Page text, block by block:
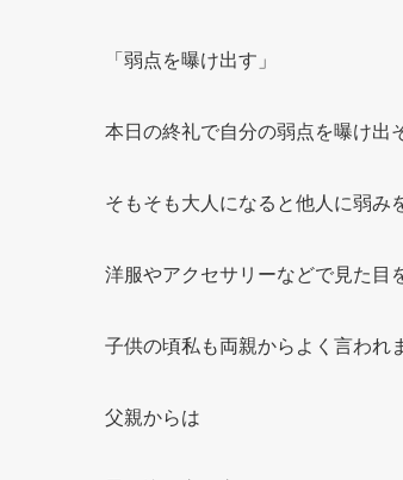
「弱点を曝け出す」
本日の終礼で自分の弱点を曝け出
そもそも大人になると他人に弱み
洋服やアクセサリーなどで見た目
子供の頃私も両親からよく言われ
父親からは